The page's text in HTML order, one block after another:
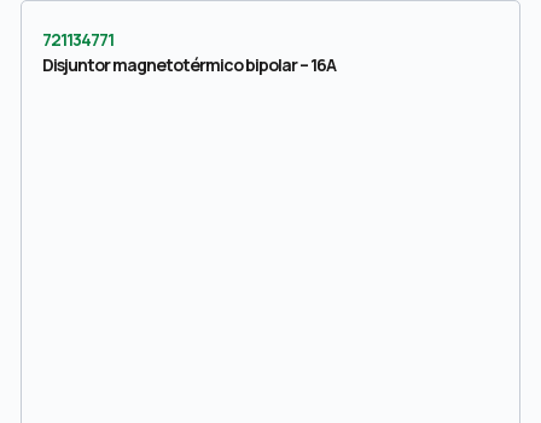
721134771
Disjuntor magnetotérmico bipolar – 16A